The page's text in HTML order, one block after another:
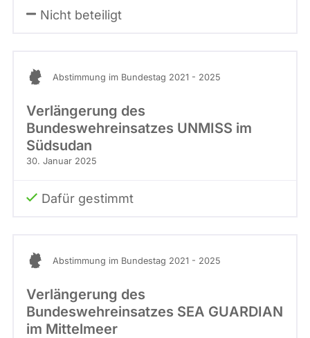
Nicht beteiligt
Abstimmung im Bundestag 2021 - 2025
Verlängerung des
Bundeswehreinsatzes UNMISS im
Südsudan
30. Januar 2025
Dafür gestimmt
Abstimmung im Bundestag 2021 - 2025
Verlängerung des
Bundeswehreinsatzes SEA GUARDIAN
im Mittelmeer